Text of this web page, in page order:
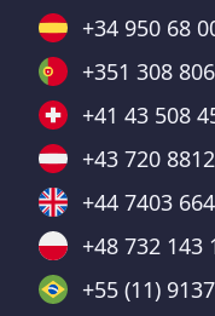
+34 950 68
+351 308
+41 43 508
+43 720
+44 7403
+48 732 143
+55 (11)